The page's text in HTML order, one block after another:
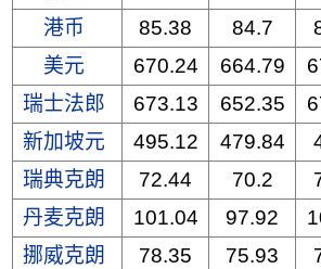
港币
85.38 84.7
美元
670.24 664.79
瑞士法郎
673.13 652.35
新加坡元
495.12 479.84
瑞典克朗
72.44 70.2
丹麦克朗
101.04 97.92
挪威克朗
78.35 75.93